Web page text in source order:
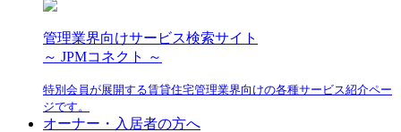
管理業界向けサービス検索サイト
～ JPMコネクト ～
特別会員が展開する賃貸住宅管理業界向けの各種サービス紹介ペー
ジです。
オーナー・入居者の方へ